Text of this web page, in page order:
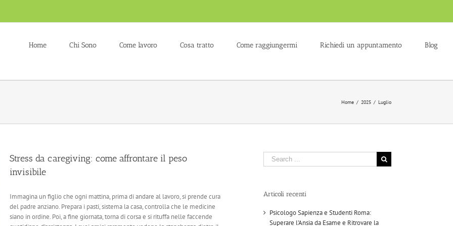
Home Chi Sono Come lavoro Cosa tratto Come raggiungermi Richiedi un appuntamento Blog
Home / 2025 / Luglio
Stress da caregiving: come affrontare il peso
invisibile
Immagina un figlio che ogni mattina, prima di andare al lavoro, si prende cura
del padre anziano. Prepara i pasti, sistema la casa, controlla che le medicine
siano in ordine. Poi, a fine giornata, torna di corsa e si rituffa nelle faccende
Search
for:
Articoli recenti
Psicologo Sapienza e Studenti Roma:
Superare l’Ansia da Esame e Ritrovare la